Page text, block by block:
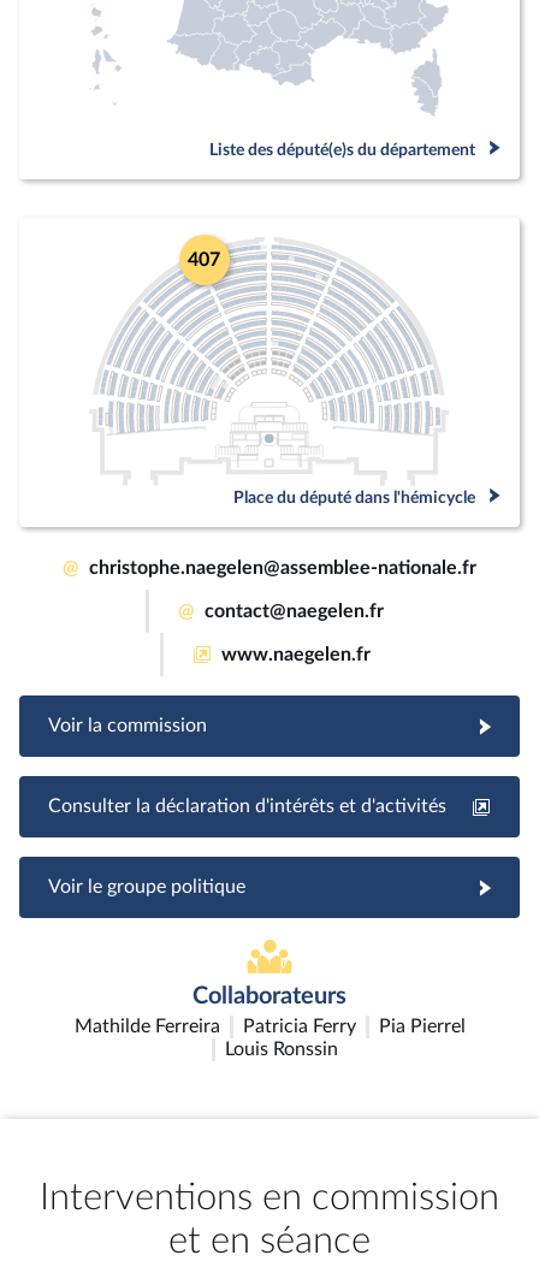
Liste des député(e)s du département
407
Place du député dans l'hémicycle
@ christophe.naegelen@assemblee-nationale.fr
@ contact@naegelen.fr
www.naegelen.fr
Voir la commission
Consulter la déclaration d'intérêts et d'activités
Voir le groupe politique
Collaborateurs
Mathilde Ferreira Patricia Ferry
Pia Pierrel
Louis Ronssin
Interventions en commission
et en séance